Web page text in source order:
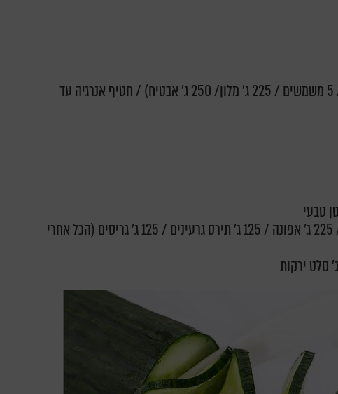
פרי (תפוח/ בננה/ אפרסק / 5 משמשים / 225 ג' מלון/ 250 ג' אבטיח) / חטיף אנרגיה עד
125 ג' אורז / 170 ג' בורגול / 225 ג' אפונה / 125 ג' תירס גרעינים / 125 ג' גריסים (הכל אחרי